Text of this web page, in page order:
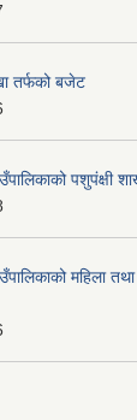
तर्फको बजेट
पशुपंक्षी
महिला तथा